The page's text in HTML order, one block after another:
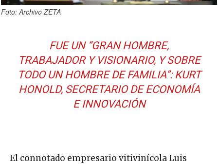
Foto: Archivo ZETA
FUE UN “GRAN HOMBRE,
TRABAJADOR Y VISIONARIO, Y SOBRE
TODO UN HOMBRE DE FAMILIA”: KURT
HONOLD, SECRETARIO DE ECONOMÍA
E INNOVACIÓN
El connotado empresario vitivinícola Luis